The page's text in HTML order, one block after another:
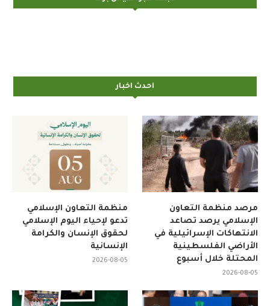
احدث اخبار
منظمة التعاون الإسلامي
تدعو لإحياء اليوم الإسلامي
لحقوق الإنسان والكرامة
الإنسانية
2026-08-05
مرصد منظمة التعاون
الإسلامي يرصد تصاعد
الانتهاكات الإسرائيلية في
الأراضي الفلسطينية
المحتلة خلال أسبوع
2026-08-05